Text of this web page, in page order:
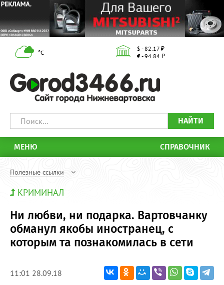
°С
$ - 82.17 ₽
€ - 94.84 ₽
НАЙТИ
МЕНЮ СПРАВОЧНИК
Полезные ссылки
КРИМИНАЛ
Ни любви, ни подарка. Вартовчанку
обманул якобы иностранец, с
которым та познакомилась в сети
11:01 28.09.18